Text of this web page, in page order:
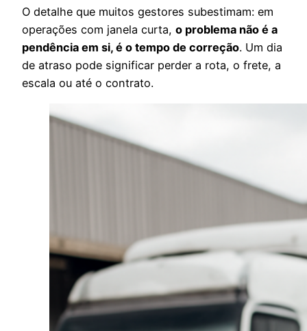
O detalhe que muitos gestores subestimam: em
operações com janela curta, o problema não é a
pendência em si, é o tempo de correção. Um dia
de atraso pode significar perder a rota, o frete, a
escala ou até o contrato.